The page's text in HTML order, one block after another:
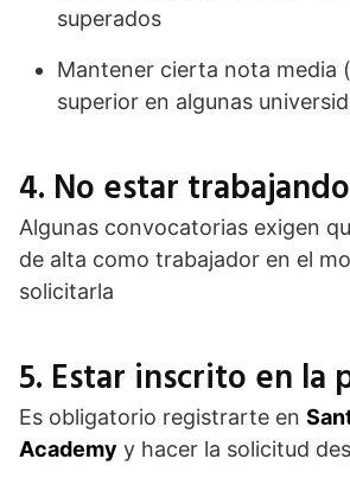
superados
Mantener cierta nota media
superior en algunas
4. No estar trabajando
Algunas convocatorias exigen
de alta como trabajador en el
solicitarla
5. Estar inscrito en la
Es obligatorio registrarte en
Academy y hacer la solicitud